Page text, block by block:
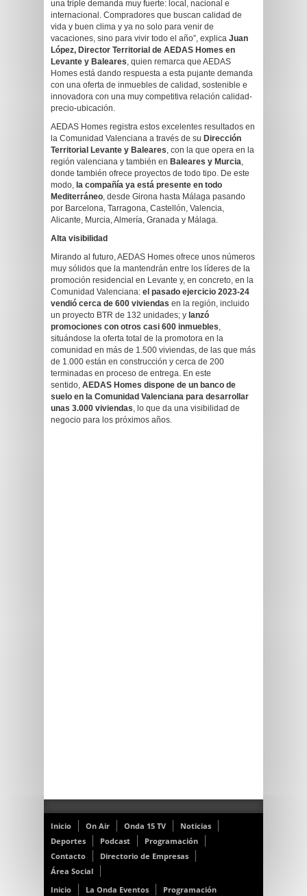
una triple demanda muy fuerte: local, nacional e
internacional. Compradores que buscan calidad de
vida y buen clima y ya no solo para venir de
vacaciones, sino para vivir todo el año”, explica Juan
López, Director Territorial de AEDAS Homes en
Levante y Baleares, quien remarca que AEDAS
Homes está dando respuesta a esta pujante demanda
con una oferta de inmuebles de calidad, sostenible e
innovadora con una muy competitiva relación calidad-
precio-ubicación.
AEDAS Homes registra estos excelentes resultados en
la Comunidad Valenciana a través de su Dirección
Territorial Levante y Baleares, con la que opera en la
región valenciana y también en Baleares y Murcia,
donde también ofrece proyectos de todo tipo. De este
modo, la compañía ya está presente en todo
Mediterráneo, desde Girona hasta Málaga pasando
por Barcelona, Tarragona, Castellón, Valencia,
Alicante, Murcia, Almería, Granada y Málaga.
Alta visibilidad
Mirando al futuro, AEDAS Homes ofrece unos números
muy sólidos que la mantendrán entre los líderes de la
promoción residencial en Levante y, en concreto, en la
Comunidad Valenciana: el pasado ejercicio 2023-24
vendió cerca de 600 viviendas en la región, incluido
un proyecto BTR de 132 unidades; y lanzó
promociones con otros casi 600 inmuebles,
situándose la oferta total de la promotora en la
comunidad en más de 1.500 viviendas, de las que más
de 1.000 están en construcción y cerca de 200
terminadas en proceso de entrega. En este
sentido, AEDAS Homes dispone de un banco de
suelo en la Comunidad Valenciana para desarrollar
unas 3.000 viviendas, lo que da una visibilidad de
negocio para los próximos años.
Inicio On Air Onda 15 TV
Noticias
Deportes
Podcast
Programación
Contacto
Directorio de Empresas
Área Social
Inicio
La Onda Eventos Programación